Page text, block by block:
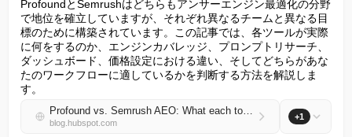
ProfoundとSemrushはどちらもアンサーエンジン最適化の分野
で地位を確立していますが、それぞれ異なるチームと異なる目
標のために構築されています。この記事では、各ツールが実際
に何をするのか、エンジンカバレッジ、プロンプトリサーチ、
ダッシュボード、価格設定における違い、そしてどちらがあな
たのワークフローに適しているかを判断する方法を解説しま
す。
Profound vs. Semrush AEO: What each tool actually does
blog.hubspot.com
+1